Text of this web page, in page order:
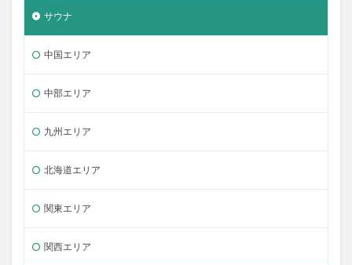
サウナ
中国エリア
中部エリア
九州エリア
北海道エリア
関東エリア
関西エリア